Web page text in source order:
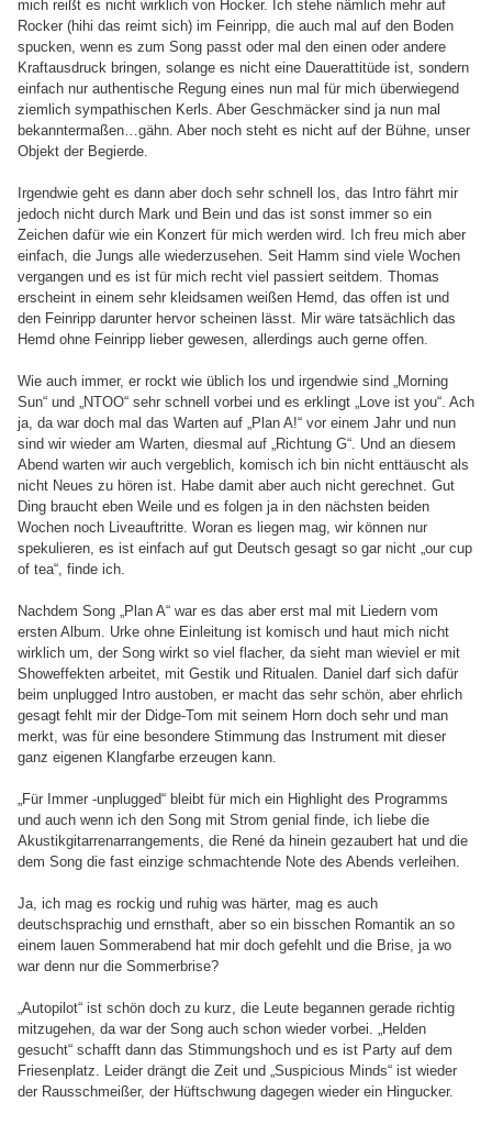
mich reißt es nicht wirklich von Hocker. Ich stehe nämlich mehr auf
Rocker (hihi das reimt sich) im Feinripp, die auch mal auf den Boden
spucken, wenn es zum Song passt oder mal den einen oder andere
Kraftausdruck bringen, solange es nicht eine Dauerattitüde ist, sondern
einfach nur authentische Regung eines nun mal für mich überwiegend
ziemlich sympathischen Kerls. Aber Geschmäcker sind ja nun mal
bekanntermaßen…gähn. Aber noch steht es nicht auf der Bühne, unser
Objekt der Begierde.
Irgendwie geht es dann aber doch sehr schnell los, das Intro fährt mir
jedoch nicht durch Mark und Bein und das ist sonst immer so ein
Zeichen dafür wie ein Konzert für mich werden wird. Ich freu mich aber
einfach, die Jungs alle wiederzusehen. Seit Hamm sind viele Wochen
vergangen und es ist für mich recht viel passiert seitdem. Thomas
erscheint in einem sehr kleidsamen weißen Hemd, das offen ist und
den Feinripp darunter hervor scheinen lässt. Mir wäre tatsächlich das
Hemd ohne Feinripp lieber gewesen, allerdings auch gerne offen.
Wie auch immer, er rockt wie üblich los und irgendwie sind „Morning
Sun“ und „NTOO“ sehr schnell vorbei und es erklingt „Love ist you“. Ach
ja, da war doch mal das Warten auf „Plan A!“ vor einem Jahr und nun
sind wir wieder am Warten, diesmal auf „Richtung G“. Und an diesem
Abend warten wir auch vergeblich, komisch ich bin nicht enttäuscht als
nicht Neues zu hören ist. Habe damit aber auch nicht gerechnet. Gut
Ding braucht eben Weile und es folgen ja in den nächsten beiden
Wochen noch Liveauftritte. Woran es liegen mag, wir können nur
spekulieren, es ist einfach auf gut Deutsch gesagt so gar nicht „our cup
of tea“, finde ich.
Nachdem Song „Plan A“ war es das aber erst mal mit Liedern vom
ersten Album. Urke ohne Einleitung ist komisch und haut mich nicht
wirklich um, der Song wirkt so viel flacher, da sieht man wieviel er mit
Showeffekten arbeitet, mit Gestik und Ritualen. Daniel darf sich dafür
beim unplugged Intro austoben, er macht das sehr schön, aber ehrlich
gesagt fehlt mir der Didge-Tom mit seinem Horn doch sehr und man
merkt, was für eine besondere Stimmung das Instrument mit dieser
ganz eigenen Klangfarbe erzeugen kann.
„Für Immer -unplugged“ bleibt für mich ein Highlight des Programms
und auch wenn ich den Song mit Strom genial finde, ich liebe die
Akustikgitarrenarrangements, die René da hinein gezaubert hat und die
dem Song die fast einzige schmachtende Note des Abends verleihen.
Ja, ich mag es rockig und ruhig was härter, mag es auch
deutschsprachig und ernsthaft, aber so ein bisschen Romantik an so
einem lauen Sommerabend hat mir doch gefehlt und die Brise, ja wo
war denn nur die Sommerbrise?
„Autopilot“ ist schön doch zu kurz, die Leute begannen gerade richtig
mitzugehen, da war der Song auch schon wieder vorbei. „Helden
gesucht“ schafft dann das Stimmungshoch und es ist Party auf dem
Friesenplatz. Leider drängt die Zeit und „Suspicious Minds“ ist wieder
der Rausschmeißer, der Hüftschwung dagegen wieder ein Hingucker.